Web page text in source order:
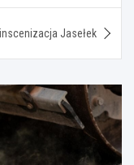
Jasełek